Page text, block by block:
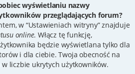
wyświetlaniu nazwy
przeglądających forum?
w “Ustawieniach witryny” znajduje
online. Włącz tę funkcję,
będzie wyświetlana tylko dla
i dla ciebie. Twoja obecność na
liczbie ukrytych użytkowników.